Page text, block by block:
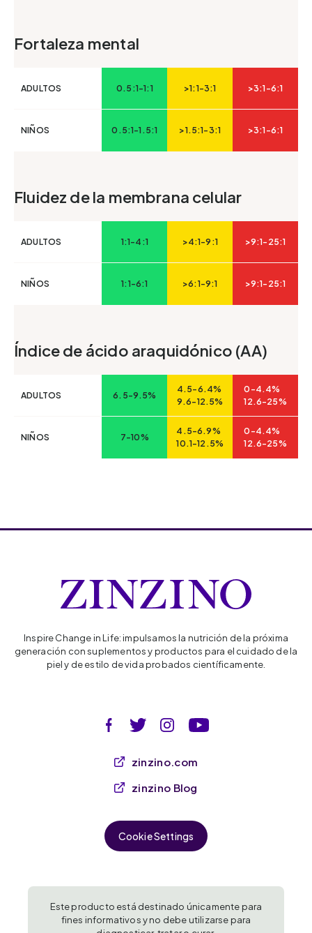
Fortaleza mental
ADULTOS 0.5:1-1:1 >1:1-3:1 >3:1-6:1
NIÑOS 0.5:1-1.5:1 >1.5:1-3:1 >3:1-6:1
Fluidez de la membrana celular
ADULTOS 1:1-4:1 >4:1-9:1 >9:1-25:1
NIÑOS 1:1-6:1 >6:1-9:1 >9:1-25:1
Índice de ácido araquidónico (AA)
ADULTOS 6.5-9.5%
4.5-6.4%
9.6-12.5%
0-4.4%
12.6-25%
NIÑOS 7-10%
4.5-6.9%
10.1-12.5%
0-4.4%
12.6-25%
Inspire Change in Life: impulsamos la nutrición de la próxima
generación con suplementos y productos para el cuidado de la
piel y de estilo de vida probados científicamente.
zinzino.com
zinzino Blog
Cookie Settings
Este producto está destinado únicamente para
fines informativos y no debe utilizarse para